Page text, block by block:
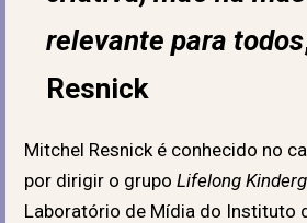
relevante para todos
Resnick
Mitchel Resnick é conhecido no
por dirigir o grupo Lifelong
Laboratório de Mídia do Instituto